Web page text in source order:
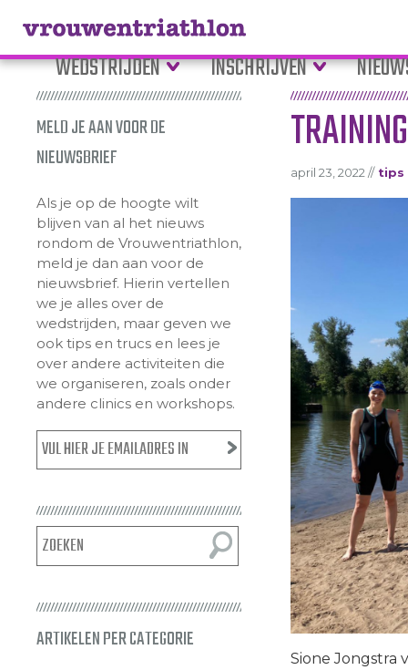
WEDSTRIJDEN INSCHRIJVEN
MELD JE AAN VOOR DE
NIEUWSBRIEF
Als je op de hoogte wilt
blijven van al het nieuws
rondom de Vrouwentriathlon,
meld je dan aan voor de
nieuwsbrief. Hierin vertellen
we je alles over de
wedstrijden, maar geven we
ook tips en trucs en lees je
over andere activiteiten die
we organiseren, zoals onder
andere clinics en workshops.
ARTIKELEN PER CATEGORIE
april 23, 2022 // tips
Sione Jongstra